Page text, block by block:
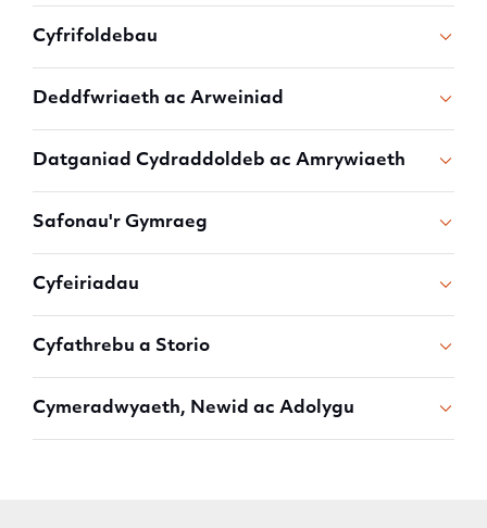
Cyfrifoldebau
Deddfwriaeth ac Arweiniad
Datganiad Cydraddoldeb ac Amrywiaeth
Safonau'r Gymraeg
Cyfeiriadau
Cyfathrebu a Storio
Cymeradwyaeth, Newid ac Adolygu